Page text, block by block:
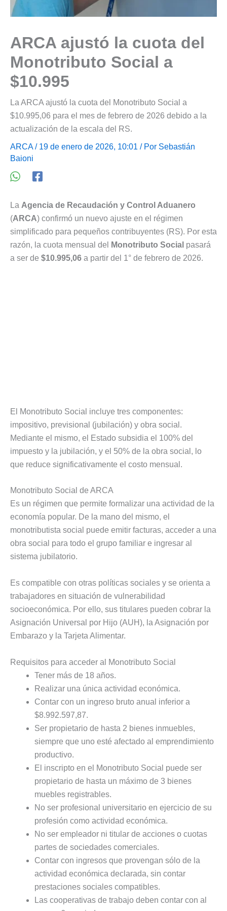
ARCA ajustó la cuota del
Monotributo Social a
$10.995
La ARCA ajustó la cuota del Monotributo Social a
$10.995,06 para el mes de febrero de 2026 debido a la
actualización de la escala del RS.
ARCA/ 19 de enero de 2026, 10:01 / Por Sebastián
Baioni
La Agencia de Recaudación y Control Aduanero
(ARCA) confirmó un nuevo ajuste en el régimen
simplificado para pequeños contribuyentes (RS). Por esta
razón, la cuota mensual del
Monotributo Social pasará
a ser de $10.995,06 a partir del 1° de febrero de 2026.
El Monotributo Social incluye tres componentes:
impositivo, previsional (jubilación) y obra social.
Mediante el mismo, el Estado subsidia el 100% del
impuesto y la jubilación, y el 50% de la obra social, lo
que reduce significativamente el costo mensual.
Monotributo Social de ARCA
Es un régimen que permite formalizar una actividad de la
economía popular. De la mano del mismo, el
monotributista social puede emitir facturas, acceder a una
obra social para todo el grupo familiar e ingresar al
sistema jubilatorio.
Es compatible con otras políticas sociales y se orienta a
trabajadores en situación de vulnerabilidad
socioeconómica. Por ello, sus titulares pueden cobrar la
Asignación Universal por Hijo (AUH), la Asignación por
Embarazo y la Tarjeta Alimentar.
Requisitos para acceder al Monotributo Social
Tener más de 18 años.
Realizar una única actividad económica.
Contar con un ingreso bruto anual inferior a
$8.992.597,87.
Ser propietario de hasta 2 bienes inmuebles,
siempre que uno esté afectado al emprendimiento
productivo.
El inscripto en el Monotributo Social puede ser
propietario de hasta un máximo de 3 bienes
muebles registrables.
No ser profesional universitario en ejercicio de su
profesión como actividad económica.
No ser empleador ni titular de acciones o cuotas
partes de sociedades comerciales.
Contar con ingresos que provengan sólo de la
actividad económica declarada, sin contar
prestaciones sociales compatibles.
Las cooperativas de trabajo deben contar con al